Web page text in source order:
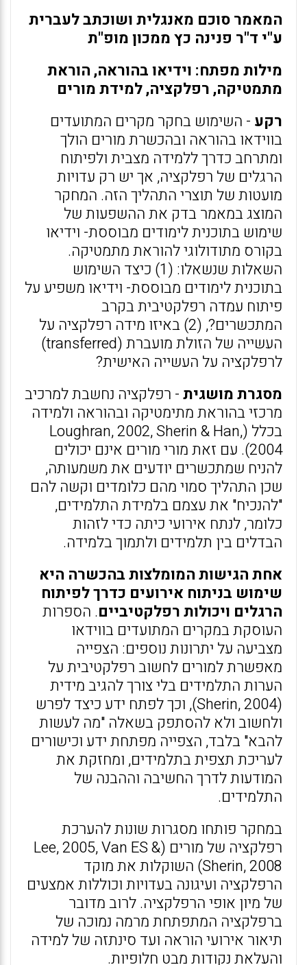
המאמר סוכם מאנגלית ושוכתב לעברית
ע"י ד"ר פנינה כץ ממכון מופ"ת
מילות מפתח: וידיאו בהוראה, הוראת
מתמטיקה, רפלקציה, למידת מורים
רקע - השימוש בחקר מקרים המתועדים
בווידאו בהוראה ובהכשרת מורים הולך
ומתרחב כדרך ללמידה מצבית ולפיתוח
הרגלים של רפלקציה, אך יש רק עדויות
מועטות של תוצרי התהליך הזה. המחקר
המוצג במאמר בדק את ההשפעות של
שימוש בתוכנית לימודים מבוססת- וידיאו
בקורס מתודולוגי להוראת מתמטיקה.
השאלות שנשאלו: (1) כיצד השימוש
בתוכנית לימודים מבוססת- וידיאו משפיע על
פיתוח עמדה רפלקטיבית בקרב
המתכשרים?, (2) באיזו מידה רפלקציה על
העשייה של הזולת מועברת (transferred)
לרפלקציה על העשייה האישית?
מסגרת מושגית- רפלקציה נחשבת למרכיב
מרכזי בהוראת מתימטיקה ובהוראה ולמידה
בכלל (Loughran, 2002, Sherin & Han,
2004). עם זאת מורי מורים אינם יכולים
להניח שמתכשרים יודעים את משמעותה,
שכן התהליך סמוי מהם כלומדים וקשה להם
"להנכיח" את עצמם בלמידת התלמידים,
כלומר, לנתח אירועי כיתה כדי לזהות
הבדלים בין תלמידים ולתמוך בלמידה.
אחת הגישות המומלצות בהכשרה היא
שימוש בניתוח אירועים כדרך לפיתוח
הרגלים ויכולות רפלקטיביים. הספרות
העוסקת במקרים המתועדים בווידאו
מצביעה על יתרונות נוספים: הצפייה
מאפשרת למורים לחשוב רפלקטיבית על
הערות התלמידים בלי צורך להגיב מידית
(Sherin, 2004), וכך לפתח ידע כיצד לפרש
ולחשוב ולא להסתפק בשאלה "מה לעשות
להבא" בלבד, הצפייה מפתחת ידע וכישורים
לעריכת תצפית בתלמידים, ומחזקת את
המודעות לדרך החשיבה וההבנה של
התלמידים.
במחקר פותחו מסגרות שונות להערכת
רפלקציה של מורים (Lee, 2005, Van ES &
Sherin, 2008) השוקלות את מוקד
הרפלקציה ועיגונה בעדויות וכוללות אמצעים
של מיון אופי הרפלקציה. לרוב מדובר
ברפלקציה המתפתחת מרמה נמוכה של
תיאור אירועי הוראה ועד סינתזה של למידה
והעלאת נקודות מבט חלופיות.